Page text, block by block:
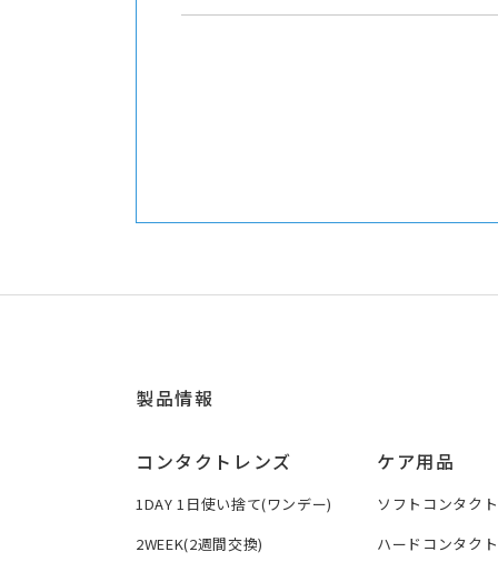
製品情報
コンタクトレンズ
1DAY 1日使い捨て(ワンデー)
2WEEK(2週間交換)
ケア用品
ソフトコンタク
ハードコンタク